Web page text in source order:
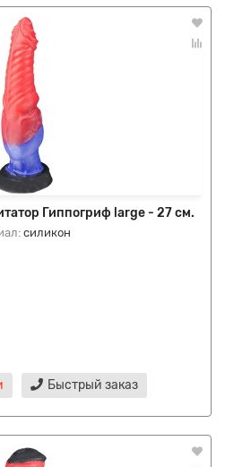
Гиппогриф large - 27 см.
силикон
Быстрый заказ